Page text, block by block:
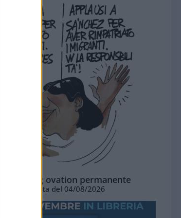
La standing ovation permanente
Vignetta del 04/08/2026